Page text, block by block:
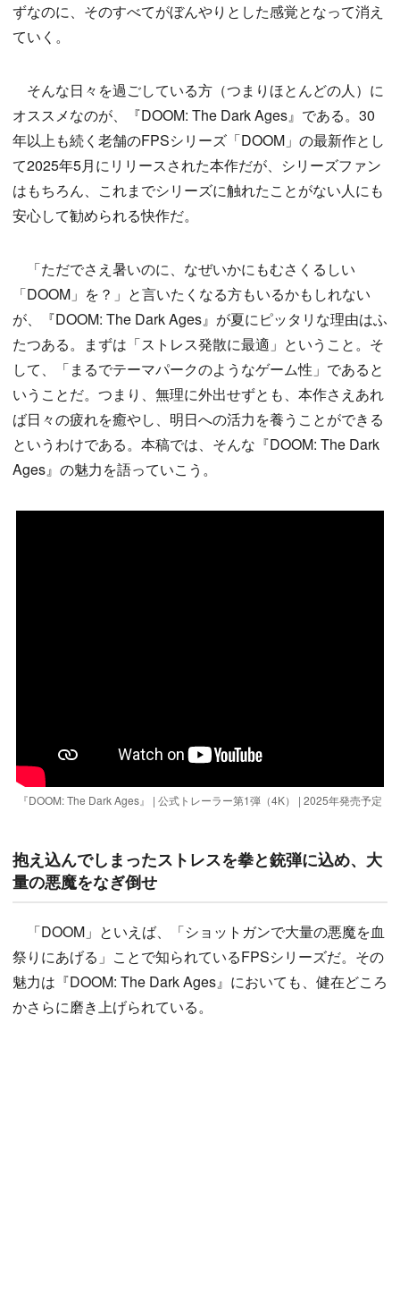
ずなのに、そのすべてがぼんやりとした感覚となって消え
ていく。
そんな日々を過ごしている方（つまりほとんどの人）に
オススメなのが、『DOOM: The Dark Ages』である。30
年以上も続く老舗のFPSシリーズ「DOOM」の最新作とし
て2025年5月にリリースされた本作だが、シリーズファン
はもちろん、これまでシリーズに触れたことがない人にも
安心して勧められる快作だ。
「ただでさえ暑いのに、なぜいかにもむさくるしい
「DOOM」を？」と言いたくなる方もいるかもしれない
が、『DOOM: The Dark Ages』が夏にピッタリな理由はふ
たつある。まずは「ストレス発散に最適」ということ。そ
して、「まるでテーマパークのようなゲーム性」であると
いうことだ。つまり、無理に外出せずとも、本作さえあれ
ば日々の疲れを癒やし、明日への活力を養うことができる
というわけである。本稿では、そんな『DOOM: The Dark
Ages』の魅力を語っていこう。
『DOOM: The Dark Ages』 | 公式トレーラー第1弾（4K） | 2025年発売予定
抱え込んでしまったストレスを拳と銃弾に込め、大
量の悪魔をなぎ倒せ
「DOOM」といえば、「ショットガンで大量の悪魔を血
祭りにあげる」ことで知られているFPSシリーズだ。その
魅力は『DOOM: The Dark Ages』においても、健在どころ
かさらに磨き上げられている。